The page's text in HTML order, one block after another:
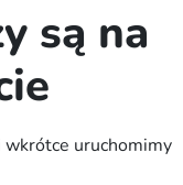
są na
uruchomimy